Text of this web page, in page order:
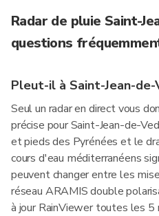
Radar de pluie Saint-
questions
Pleut-il à Saint-Jean-
Seul un radar en direct vous
précise pour Saint-Jean-de-
et pieds des Pyrénées et le
cours d'eau méditerranéens
peuvent changer entre les
réseau ARAMIS double
à jour RainViewer toutes les 5